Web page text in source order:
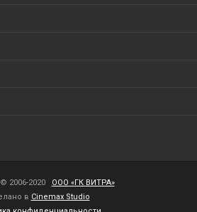
2006-2020
ООО «ГК ВИТРА»
в Cinemax Studio